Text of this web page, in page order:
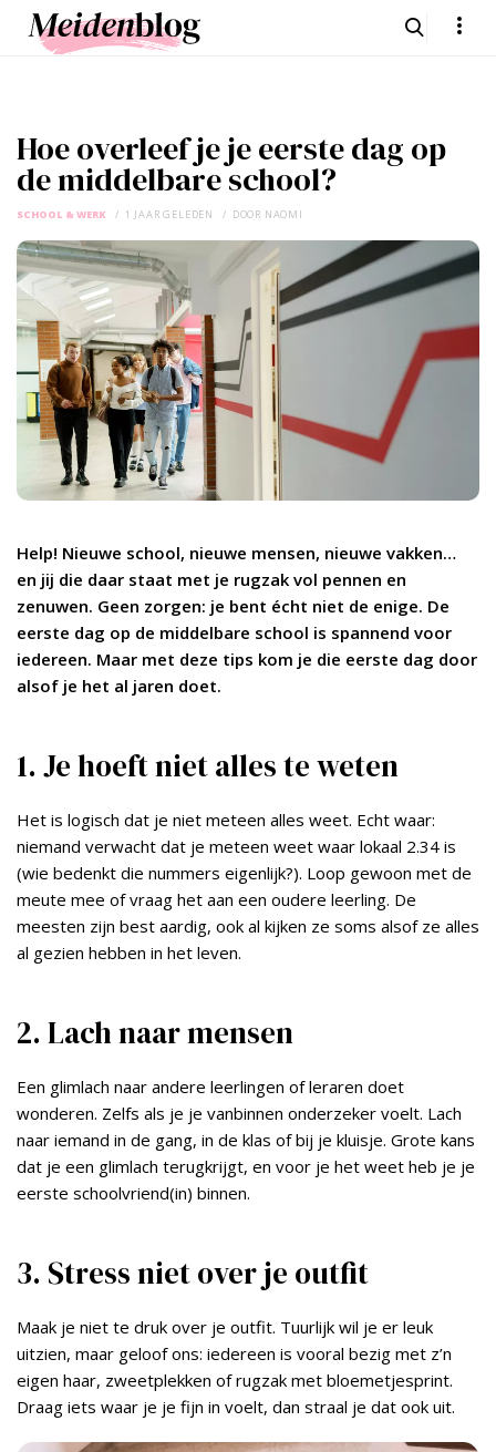
Hoe overleef je je eerste dag op
de middelbare school?
SCHOOL & WERK 1 JAAR GELEDEN DOOR NAOMI
Help! Nieuwe school, nieuwe mensen, nieuwe vakken…
en jij die daar staat met je rugzak vol pennen en
zenuwen. Geen zorgen: je bent écht niet de enige. De
eerste dag op de middelbare school is spannend voor
iedereen. Maar met deze tips kom je die eerste dag door
alsof je het al jaren doet.
1. Je hoeft niet alles te weten
Het is logisch dat je niet meteen alles weet. Echt waar:
niemand verwacht dat je meteen weet waar lokaal 2.34 is
(wie bedenkt die nummers eigenlijk?). Loop gewoon met de
meute mee of vraag het aan een oudere leerling. De
meesten zijn best aardig, ook al kijken ze soms alsof ze alles
al gezien hebben in het leven.
2. Lach naar mensen
Een glimlach naar andere leerlingen of leraren doet
wonderen. Zelfs als je je vanbinnen onderzeker voelt. Lach
naar iemand in de gang, in de klas of bij je kluisje. Grote kans
dat je een glimlach terugkrijgt, en voor je het weet heb je je
eerste schoolvriend(in) binnen.
3. Stress niet over je outfit
Maak je niet te druk over je outfit. Tuurlijk wil je er leuk
uitzien, maar geloof ons: iedereen is vooral bezig met z’n
eigen haar, zweetplekken of rugzak met bloemetjesprint.
Draag iets waar je je fijn in voelt, dan straal je dat ook uit.